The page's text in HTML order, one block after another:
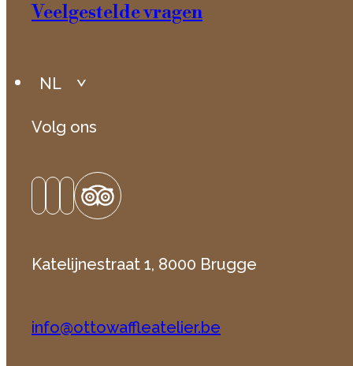
Veelgestelde vragen
NL
Volg ons
Katelijnestraat 1, 8000 Brugge
info@ottowaffleatelier.be